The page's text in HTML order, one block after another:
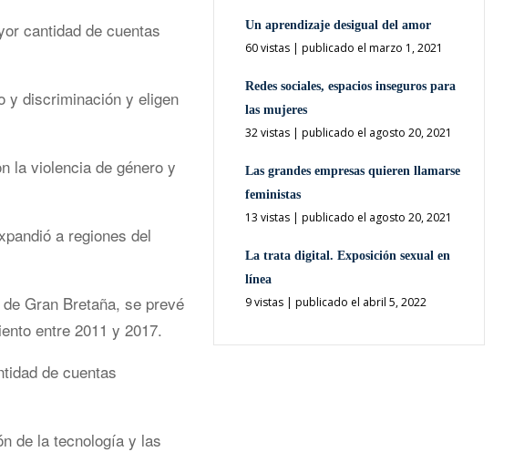
cantidad de cuentas
y discriminación y eligen
la violencia de género y
a regiones del
Gran Bretaña, se prevé
entre 2011 y 2017.
de cuentas
de la tecnología y las
Un aprendizaje desigual del amor
60 vistas| publicado el marzo 1, 2021
Redes sociales, espacios inseguros para
las mujeres
32 vistas| publicado el agosto 20, 2021
Las grandes empresas quieren llamarse
feministas
13 vistas| publicado el agosto 20, 2021
La trata digital. Exposición sexual en
línea
9 vistas| publicado el abril 5, 2022